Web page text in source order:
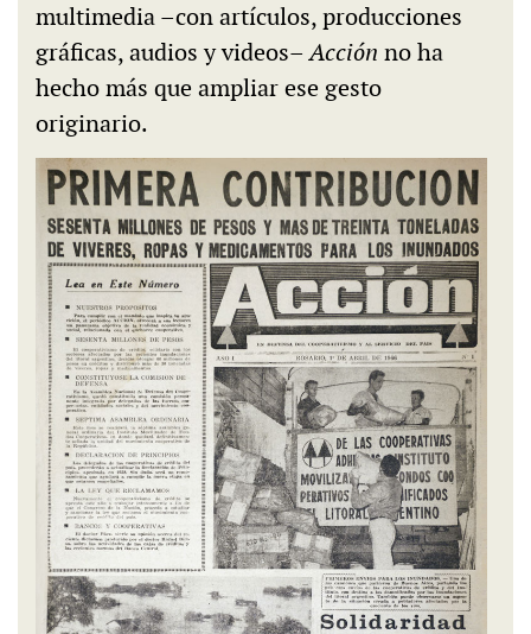
multimedia –con artículos, producciones
gráficas, audios y videos–Acción no ha
hecho más que ampliar ese gesto
originario.